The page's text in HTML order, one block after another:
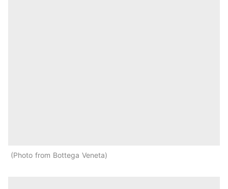
Photo from Bottega Veneta